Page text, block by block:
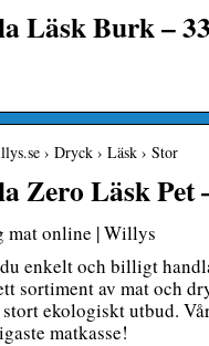
Läsk Burk –
› Dryck › Läsk › Stor
Zero Läsk Pet
mat online | Willys
enkelt och billigt
sortiment av mat och
ekologiskt utbud.
matkasse!